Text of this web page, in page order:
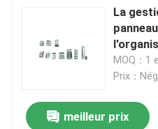
Vidéos
Exposition de VR
La
MOQ：1
Prix：
meilleur prix